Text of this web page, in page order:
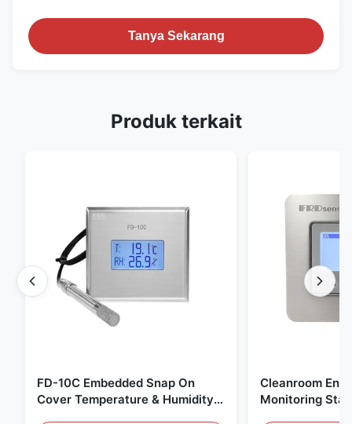
Tanya Sekarang
Produk terkait
FD-10C Embedded Snap On
Cover Temperature & Humidity
Cleanroom
Monitoring